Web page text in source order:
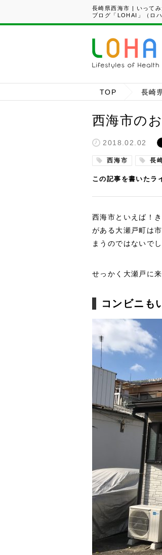
長崎県西海市 | いって
ブログ「LOHAI」（ロハ
TOP 長崎
西海市の
2018.02.02
西海市 長
この記事を書いたラ
西海市といえば！
がある大瀬戸町は
まうのではないでし
せっかく大瀬戸に
コンビニも